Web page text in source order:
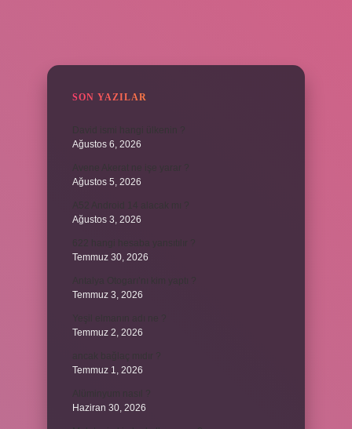
SON YAZILAR
Ağustos 6, 2026
Ağustos 5, 2026
Ağustos 3, 2026
Temmuz 30, 2026
Temmuz 3, 2026
Temmuz 2, 2026
Temmuz 1, 2026
Haziran 30, 2026